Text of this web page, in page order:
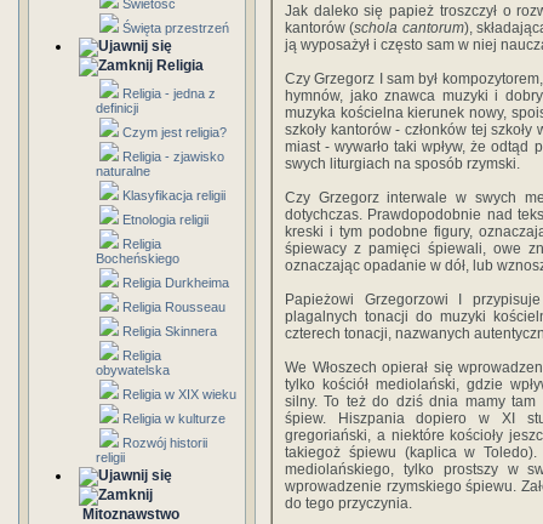
Świetość
Święta przestrzeń
Religia
Religia - jedna z
definicji
Czym jest religia?
Religia - zjawisko
naturalne
Klasyfikacja religii
Etnologia religii
Religia
Bocheńskiego
Religia Durkheima
Religia Rousseau
Religia Skinnera
Religia
obywatelska
Religia w XIX wieku
Religia w kulturze
Rozwój historii
religii
Mitoznawstwo
Jak daleko się papież troszczył o
kantorów (schola cantorum),
ją wyposażył i często sam w niej
Czy Grzegorz I sam był
hymnów, jako znawca muzyki i
muzyka kościelna kierunek nowy,
szkoły kantorów - członków tej
miast - wywarło taki wpływ, że odtąd
swych liturgiach na sposób rzymski.
Czy Grzegorz interwale w swych
dotychczas. Prawdopodobnie nad
kreski i tym podobne figury,
śpiewacy z pamięci śpiewali, owe
oznaczając opadanie w dół, lub
Papieżowi Grzegorzowi I
plagalnych tonacji do muzyki
czterech tonacji, nazwanych
We Włoszech opierał się
tylko kościół mediolański, gdzie
silny. To też do dziś dnia mamy
śpiew. Hiszpania dopiero w XI
gregoriański, a niektóre kościoły
takiegoż śpiewu (kaplica w
mediolańskiego, tylko prostszy w
wprowadzenie rzymskiego śpiewu.
do tego przyczynia.